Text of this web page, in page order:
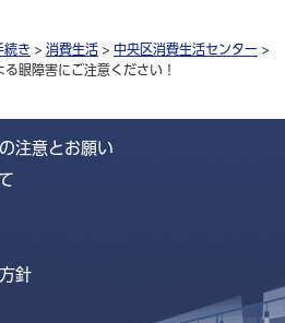
続き > 消費生活 > 中央区消費生活センター >
眼障害にご注意ください！
注意とお願い
針